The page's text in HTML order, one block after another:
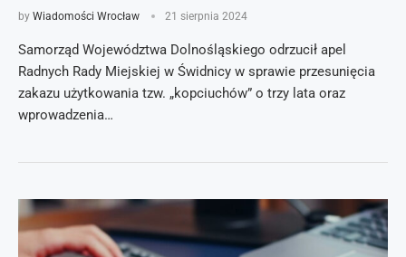
by Wiadomości Wrocław 21 sierpnia 2024
Samorząd Województwa Dolnośląskiego odrzucił apel
Radnych Rady Miejskiej w Świdnicy w sprawie przesunięcia
zakazu użytkowania tzw. „kopciuchów” o trzy lata oraz
wprowadzenia…